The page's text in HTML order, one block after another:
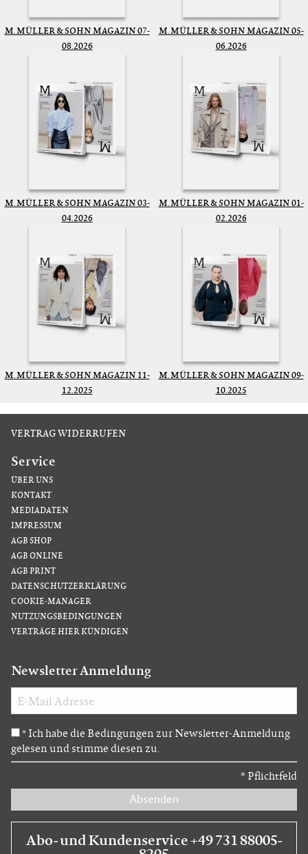
M. MÜLLER & SOHN MAGAZIN 07-
08.2026
M. MÜLLER & SOHN MAGAZIN 05-
06.2026
M. MÜLLER & SOHN MAGAZIN 03-
04.2026
M. MÜLLER & SOHN MAGAZIN 01-
02.2026
M. MÜLLER & SOHN MAGAZIN 11-
12.2025
M. MÜLLER & SOHN MAGAZIN 09-
10.2025
VERTRAG WIDERRUFEN
Service
ÜBER UNS
KONTAKT
MEDIADATEN
IMPRESSUM
AGB SHOP
AGB ONLINE
AGB PRINT
DATENSCHUTZERKLÄRUNG
COOKIE-MANAGER
NUTZUNGSBEDINGUNGEN
VERTRÄGE HIER KÜNDIGEN
Newsletter Anmeldung
* Ich habe die Bedingungen zur Newsletter-Anmeldung
gelesen und stimme diesen zu.
* Pflichtfeld
Absenden
Abo- und Kundenservice +49 731 88005-